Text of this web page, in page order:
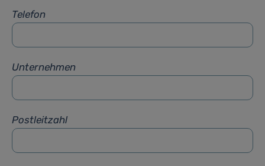
Telefon
Unternehmen
Postleitzahl